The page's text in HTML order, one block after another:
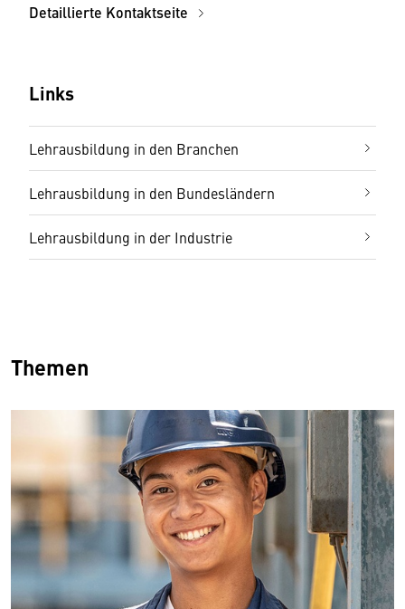
Detaillierte Kontaktseite
Links
Lehrausbildung in den Branchen
Lehrausbildung in den Bundesländern
Lehrausbildung in der Industrie
Themen